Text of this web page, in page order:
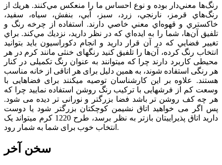
رنگ‌ها معني‌دار بوده و نوع احساس ما را منعكس مي‌كنند. هريك از
رنگ‌هاي قرمز، نارنجي، زرد، سبز، آبي، بنفش، سياه، سفيد،
خاكستري و قهوه‌اي معني خاصي دارند. استفاده از چرخه رنگ و
تلفيق آن‌ها، شما را به ايده‌اي كه در نظر داريد، نزديك مي‌كند. براي
تغيير فضايي كه در آن قرار داريد و انجام دكوراسيون بايد بتوانيد
انتخاب رنگ كرده، آن‌ها را تلفيق كنيد رنگ­های خنثی مانند کرم در هر
محیطی کاربرد دارند چرا که می­توانند به عنوان رنگ تکميلی در کنار
هر رنگی استفاده شوند، به همين دليل برای هر اتاقی از خانه مناسب
هستند. علاوه بر این کارشناسان توصیه می­کنند برای فضاهایی با
وسعت کم از فرش­هایی با ترکیب رنگ روشن استفاده نمایید چرا که
هر چه کف روشن تر باشد فضا بزرگتر و نورانی تر دیده می شود.
پس اگر می خواهيد اتاق نشيمن کوچک­تان بزرگ­تر شود يا دوست
داريد اتاق پذيرايی­تان بازتر به نظر برسد، طرح 1220 کرم می­تواند یک
انتخاب خوب برای شما به شمار رود.
سخن آخر